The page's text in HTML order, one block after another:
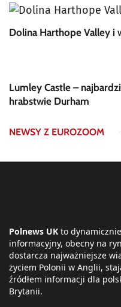
Dolina Harthope Valley i
Lumley Castle –
hrabstwie Durham
NEWSY Z EUROZOOM
Polnews UK to
informacyjny, obecny na
dostarcza najważniejsze
życiem Polonii w Anglii,
źródłem informacji dla
Brytanii.